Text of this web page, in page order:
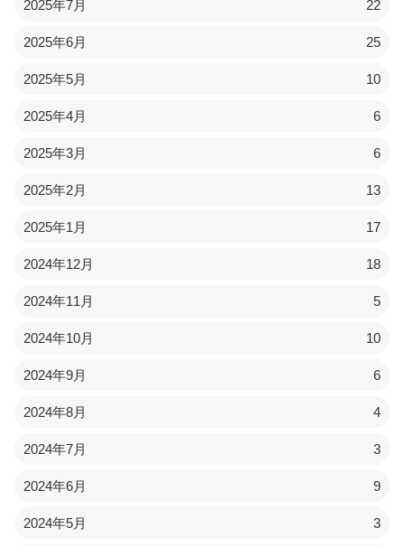
2025年7月 22
2025年6月 25
2025年5月 10
2025年4月 6
2025年3月 6
2025年2月 13
2025年1月 17
2024年12月 18
2024年11月 5
2024年10月 10
2024年9月 6
2024年8月 4
2024年7月 3
2024年6月 9
2024年5月 3